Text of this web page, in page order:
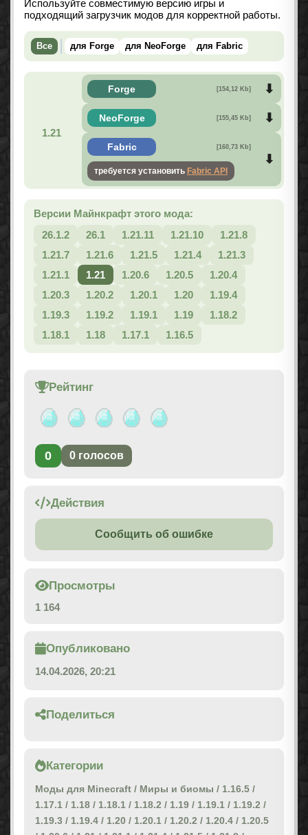
Используйте совместимую версию игры и
подходящий загрузчик модов для корректной работы.
Все для Forge для NeoForge для Fabric
1.21
Forge [154,12 Kb]
NeoForge [155,45 Kb]
Fabric [160,73 Kb]
требуется установить Fabric API
Версии Майнкрафт этого мода:
26.1.2
26.1 1.21.11 1.21.10
1.21.8
1.21.7
1.21.6 1.21.5 1.21.4
1.21.3
1.21.1
1.21 1.20.6 1.20.5
1.20.4
1.20.3
1.20.2 1.20.1 1.20
1.19.4
1.19.3
1.19.2 1.19.1 1.19
1.18.2
1.18.1
1.18 1.17.1 1.16.5
Рейтинг
0 0 голосов
Действия
Сообщить об ошибке
Просмотры
1 164
Опубликовано
14.04.2026, 20:21
Поделиться
Категории
Моды для Minecraft / Миры и биомы / 1.16.5 /
1.17.1 / 1.18 / 1.18.1 / 1.18.2 / 1.19 / 1.19.1 / 1.19.2 /
1.19.3 / 1.19.4 / 1.20 / 1.20.1 / 1.20.2 / 1.20.4 / 1.20.5